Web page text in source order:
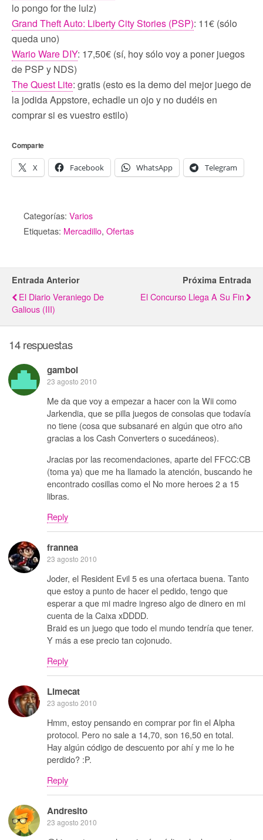
lo pongo for the lulz)
Grand Theft Auto: Liberty City Stories (PSP): 11€ (sólo
queda uno)
Wario Ware DIY: 17,50€ (sí, hoy sólo voy a poner juegos
de PSP y NDS)
The Quest Lite: gratis (esto es la demo del mejor juego de
la jodida Appstore, echadle un ojo y no dudéis en
comprar si es vuestro estilo)
Comparte
X Facebook WhatsApp Telegram
Categorías: Varios
Etiquetas: Mercadillo, Ofertas
Entrada Anterior
El Diario Veraniego De
Galious (III)
Próxima Entrada
El Concurso Llega A Su Fin
14 respuestas
gamboi
23 agosto 2010
Me da que voy a empezar a hacer con la Wii como
Jarkendia, que se pilla juegos de consolas que todavía
no tiene (cosa que subsanaré en algún que otro año
gracias a los Cash Converters o sucedáneos).
Jracias por las recomendaciones, aparte del FFCC:CB
(toma ya) que me ha llamado la atención, buscando he
encontrado cosillas como el No more heroes 2 a 15
libras.
Reply
frannea
23 agosto 2010
Joder, el Resident Evil 5 es una ofertaca buena. Tanto
que estoy a punto de hacer el pedido, tengo que
esperar a que mi madre ingreso algo de dinero en mi
cuenta de la Caixa xDDDD.
Braid es un juego que todo el mundo tendría que tener.
Y más a ese precio tan cojonudo.
Reply
Limecat
23 agosto 2010
Hmm, estoy pensando en comprar por fin el Alpha
protocol. Pero no sale a 14,70, son 16,50 en total.
Hay algún código de descuento por ahí y me lo he
perdido? :P.
Reply
Andresito
23 agosto 2010